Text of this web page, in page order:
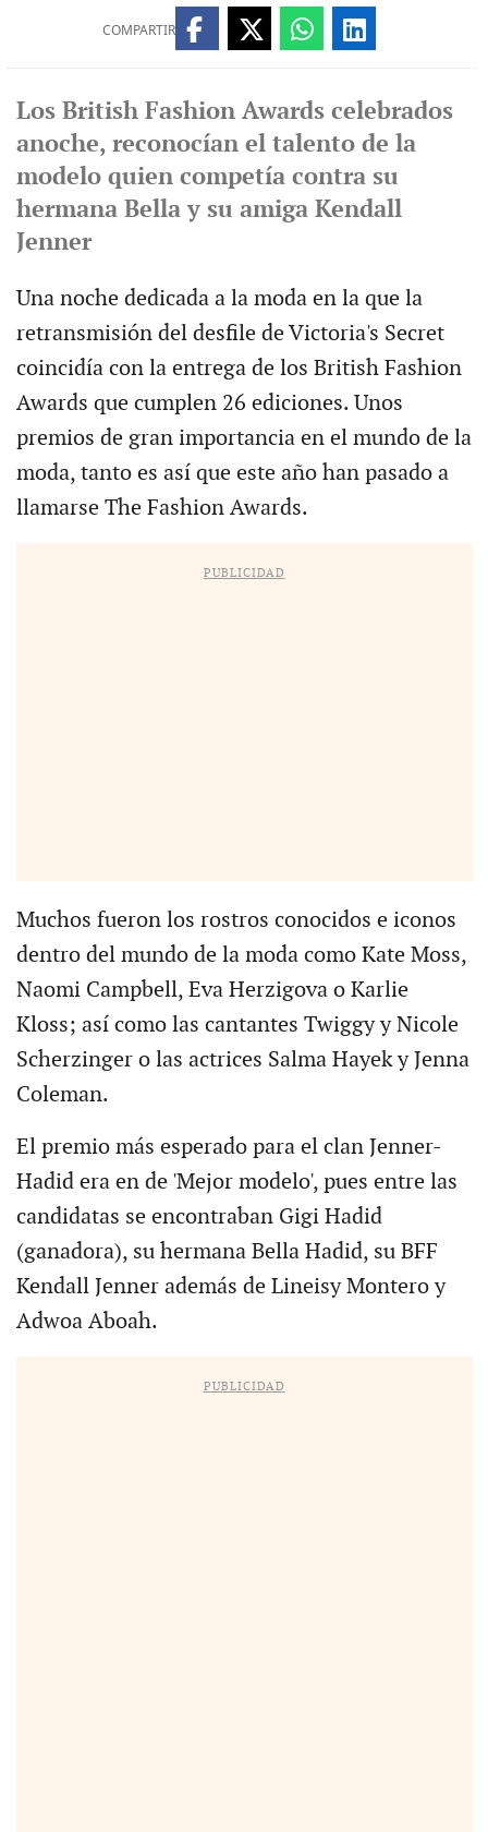
COMPARTIR
Los British Fashion Awards celebrados
anoche, reconocían el talento de la
modelo quien competía contra su
hermana Bella y su amiga Kendall
Jenner
Una noche dedicada a la moda en la que la
retransmisión del desfile de Victoria's Secret
coincidía con la entrega de los British Fashion
Awards que cumplen 26 ediciones. Unos
premios de gran importancia en el mundo de la
moda, tanto es así que este año han pasado a
llamarse The Fashion Awards.
PUBLICIDAD
Muchos fueron los rostros conocidos e iconos
dentro del mundo de la moda como Kate Moss,
Naomi Campbell, Eva Herzigova o Karlie
Kloss; así como las cantantes Twiggy y Nicole
Scherzinger o las actrices Salma Hayek y Jenna
Coleman.
El premio más esperado para el clan Jenner-
Hadid era en de 'Mejor modelo', pues entre las
candidatas se encontraban Gigi Hadid
(ganadora), su hermana Bella Hadid, su BFF
Kendall Jenner además de Lineisy Montero y
Adwoa Aboah.
PUBLICIDAD